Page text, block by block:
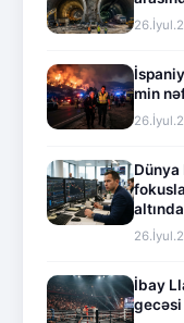
min
İbay
gecəsi